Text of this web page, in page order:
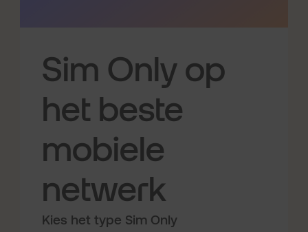
Sim Only op
het beste
mobiele
netwerk
Kies het type Sim Only